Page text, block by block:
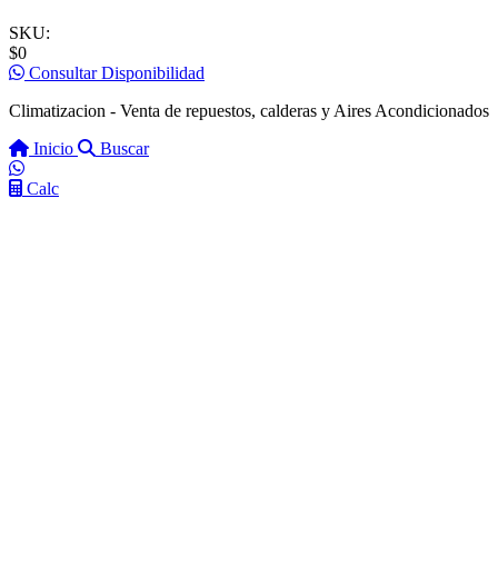
SKU:
$0
Consultar Disponibilidad
Climatizacion - Venta de repuestos, calderas y Aires Acondicionados
Inicio
Buscar
Calc